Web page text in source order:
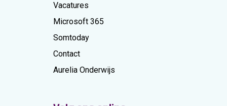
Vacatures
Microsoft 365
Somtoday
Contact
Aurelia Onderwijs